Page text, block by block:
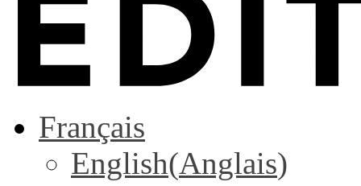
Français
English(Anglais)